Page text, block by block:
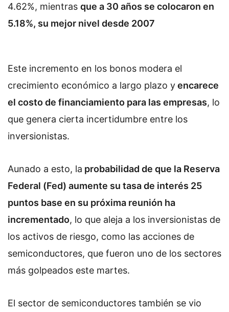
4.62%, mientras que a 30 años se colocaron en
5.18%, su mejor nivel desde 2007
Este incremento en los bonos modera el
crecimiento económico a largo plazo yencarece
el costo de financiamiento para las empresas, lo
que genera cierta incertidumbre entre los
inversionistas.
Aunado a esto, la probabilidad de que la Reserva
Federal (Fed) aumente su tasa de interés 25
puntos base en su próxima reunión ha
incrementado, lo que aleja a los inversionistas de
los activos de riesgo, como las acciones de
semiconductores, que fueron uno de los sectores
más golpeados este martes.
El sector de semiconductores también se vio